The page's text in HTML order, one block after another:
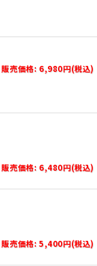
販売価格: 6,980円(税込)
販売価格: 6,480円(税込)
販売価格: 5,400円(税込)